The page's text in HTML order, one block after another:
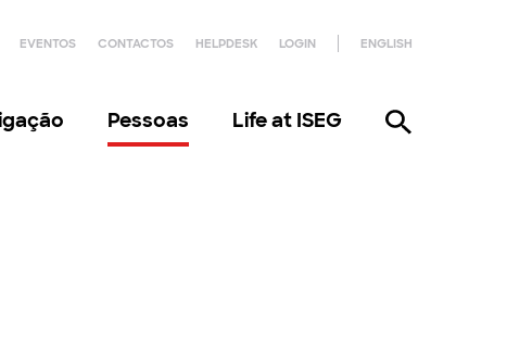
EVENTOS CONTACTOS HELPDESK LOGIN ENGLISH
Pessoas Life at ISEG